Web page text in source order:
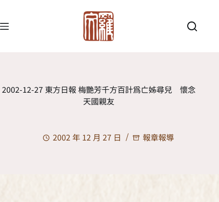
2002-12-27 東方日報 梅艷芳千方百計為亡姊尋兒 懷念
天國親友
2002 年 12 月 27 日 報章報導